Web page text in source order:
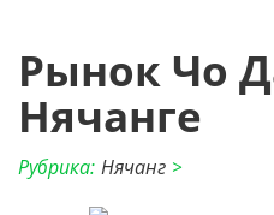
Рынок Чо
Нячанге
>
Рубрика: Нячанг